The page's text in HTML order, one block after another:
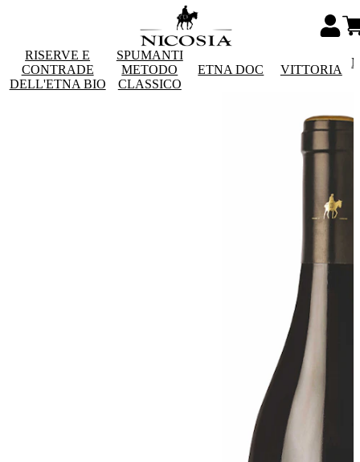
RISERVE E
CONTRADE
DELL'ETNA BIO
SPUMANTI
METODO
CLASSICO
ETNA DOC VITTORIA